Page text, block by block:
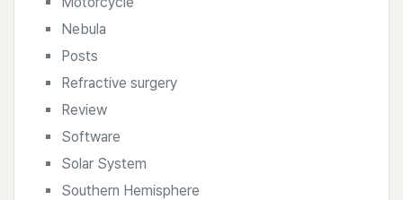
Nebula
Posts
Refractive surgery
Review
Software
Solar System
Southern Hemisphere